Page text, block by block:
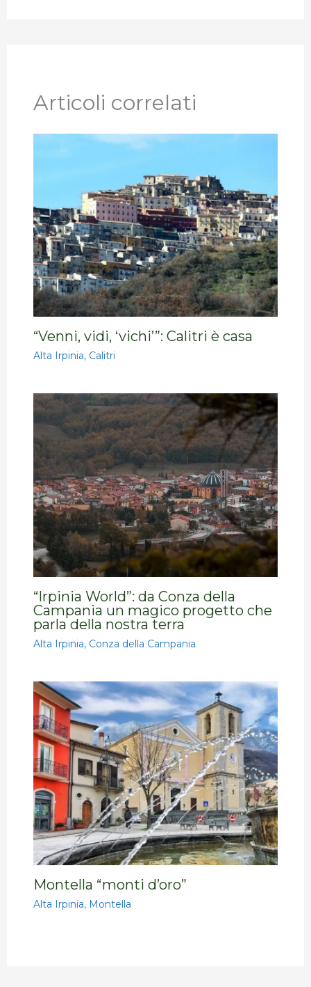
Articoli correlati
“Venni, vidi, ‘vichi’”: Calitri è casa
Alta Irpinia, Calitri
“Irpinia World”: da Conza della
Campania un magico progetto che
parla della nostra terra
Alta Irpinia, Conza della Campania
Montella “monti d’oro”
Alta Irpinia, Montella